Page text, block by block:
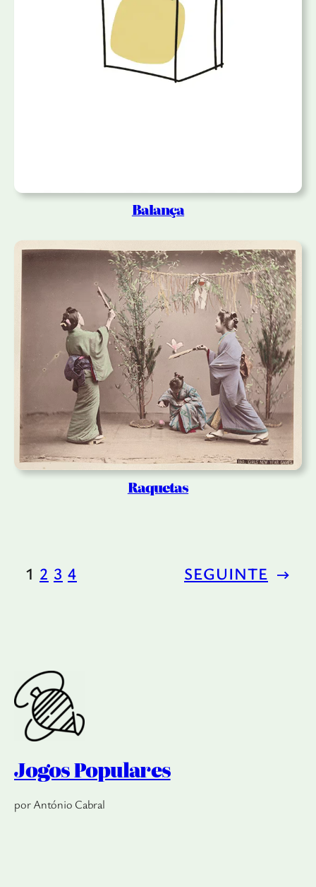
Balança
Raquetas
1 2 3 4 SEGUINTE →
Jogos Populares
por António Cabral